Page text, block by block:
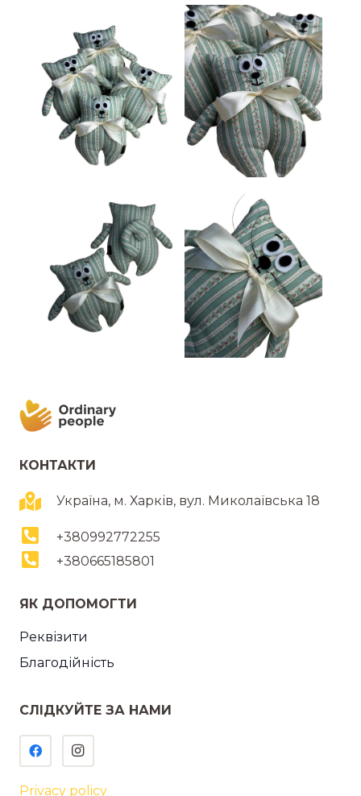
КОНТАКТИ
Україна, м. Харків, вул. Миколаївська 18
+380992772255
+380665185801
ЯК ДОПОМОГТИ
Реквізити
Благодійність
СЛІДКУЙТЕ ЗА НАМИ
Privacy policy